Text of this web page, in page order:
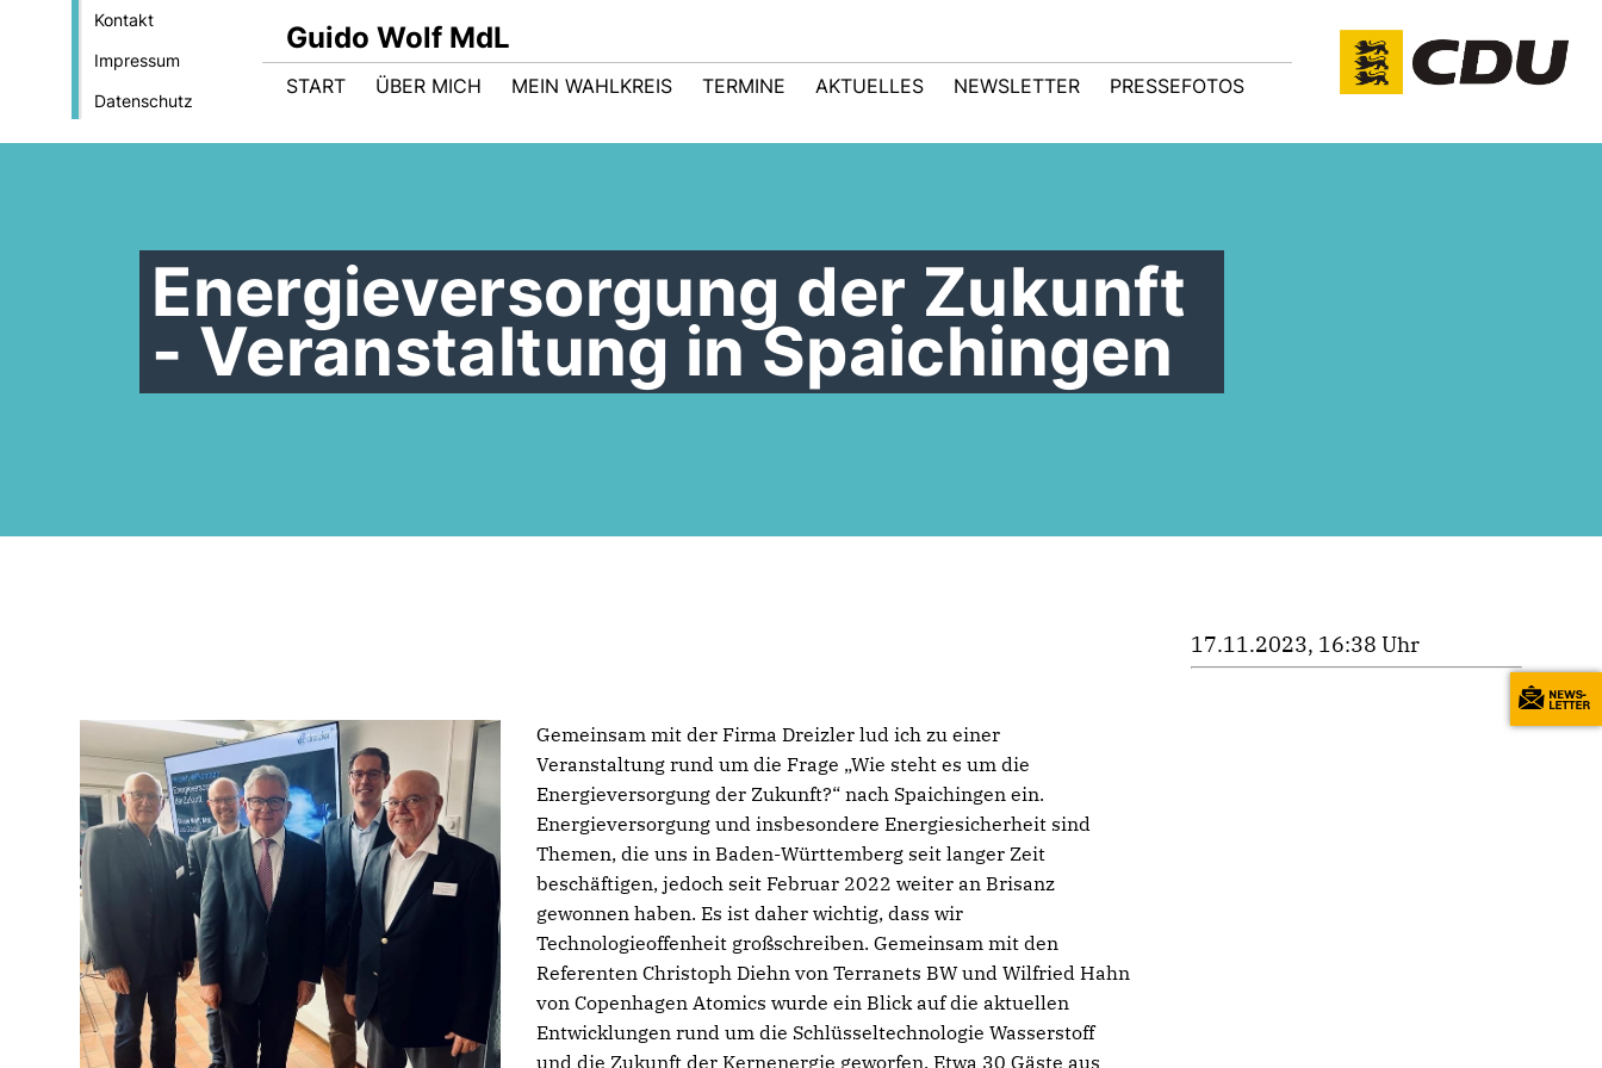
Kontakt
Impressum
Datenschutz
Guido Wolf MdL
START ÜBER MICH MEIN WAHLKREIS TERMINE AKTUELLES NEWSLETTER PRESSEFOTOS
Energieversorgung der Zukunft
- Veranstaltung in Spaichingen
Gemeinsam mit der Firma Dreizler lud ich zu einer
Veranstaltung rund um die Frage „Wie steht es um die
Energieversorgung der Zukunft?“ nach Spaichingen ein.
Energieversorgung und insbesondere Energiesicherheit sind
Themen, die uns in Baden-Württemberg seit langer Zeit
beschäftigen, jedoch seit Februar 2022 weiter an Brisanz
gewonnen haben. Es ist daher wichtig, dass wir
Technologieoffenheit großschreiben. Gemeinsam mit den
Referenten Christoph Diehn von Terranets BW und Wilfried Hahn
von Copenhagen Atomics wurde ein Blick auf die aktuellen
Entwicklungen rund um die Schlüsseltechnologie Wasserstoff
und die Zukunft der Kernenergie geworfen. Etwa 30 Gäste aus
17.11.2023, 16:38 Uhr